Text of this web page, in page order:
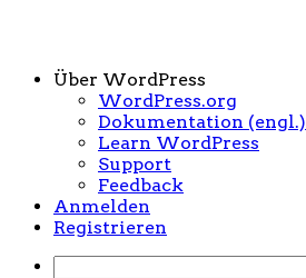
Über WordPress
WordPress.org
Dokumentation (engl.)
Learn WordPress
Support
Feedback
Anmelden
Registrieren